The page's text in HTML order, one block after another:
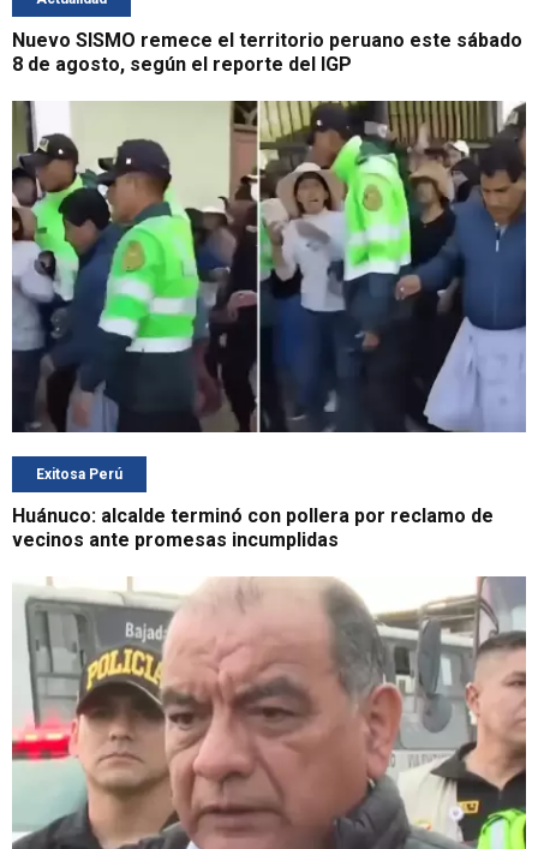
Nuevo SISMO remece el territorio peruano este sábado
8 de agosto, según el reporte del IGP
Exitosa Perú
Huánuco: alcalde terminó con pollera por reclamo de
vecinos ante promesas incumplidas